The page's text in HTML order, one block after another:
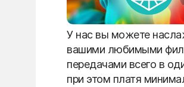
У нас вы можете
вашими любимыми
передачами всего в
при этом платя